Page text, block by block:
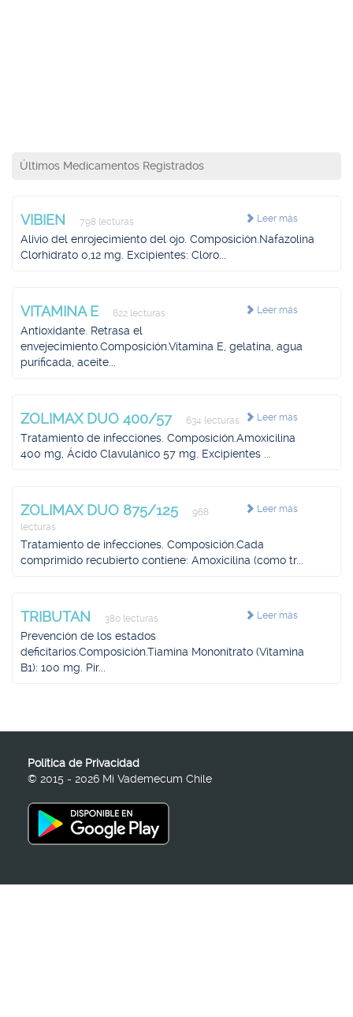
Últimos Medicamentos Registrados
Leer más
VIBIEN 798 lecturas
Alivio del enrojecimiento del ojo. Composición.Nafazolina
Clorhidrato 0,12 mg. Excipientes: Cloro...
Leer más
VITAMINA E 622 lecturas
Antioxidante. Retrasa el
envejecimiento.Composición.Vitamina E, gelatina, agua
purificada, aceite...
Leer más
ZOLIMAX DUO 400/57 634 lecturas
Tratamiento de infecciones. Composición.Amoxicilina
400 mg, Ácido Clavulánico 57 mg. Excipientes ...
Leer más
ZOLIMAX DUO 875/125
968
lecturas
Tratamiento de infecciones. Composición.Cada
comprimido recubierto contiene: Amoxicilina (como tr...
Leer más
TRIBUTAN 380 lecturas
Prevención de los estados
deficitarios.Composición.Tiamina Mononitrato (Vitamina
B1): 100 mg. Pir...
Política de Privacidad
© 2015 - 2026 Mi Vademecum Chile